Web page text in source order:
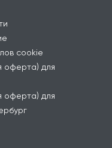
cookie
оферта) для
оферта) для